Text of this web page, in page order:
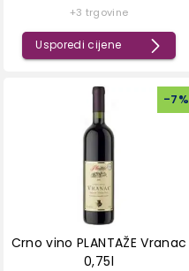
+3 trgovine
Usporedi cijene
-7%
Crno vino PLANTAŽE Vranac
0,75l